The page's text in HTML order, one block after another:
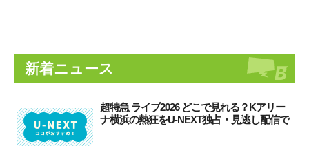
新着ニュース
超特急 ライブ2026 どこで見れる？Kアリー
ナ横浜の熱狂をU-NEXT独占・見逃し配信で